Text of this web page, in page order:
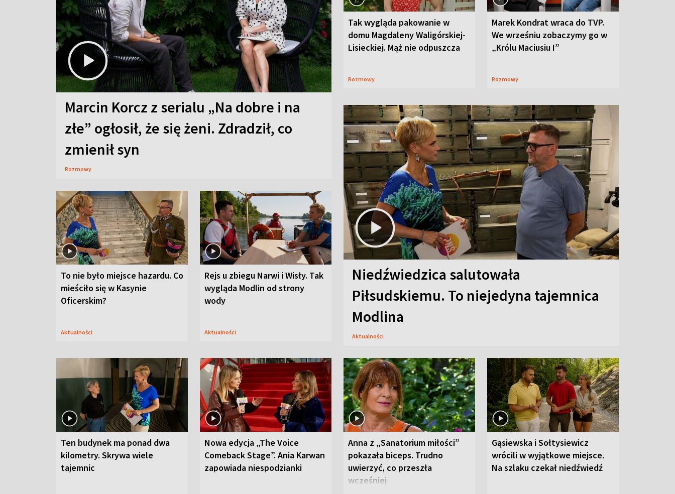
Marcin Korcz z serialu „Na dobre i na
złe” ogłosił, że się żeni. Zdradził, co
zmienił syn
Rozmowy
Tak wygląda pakowanie w
domu Magdaleny Waligórskiej-
Lisieckiej. Mąż nie odpuszcza
Rozmowy
Marek Kondrat wraca do TVP.
We wrześniu zobaczymy go w
„Królu Maciusiu I”
Rozmowy
To nie było miejsce hazardu. Co
mieściło się w Kasynie
Oficerskim?
Aktualności
Rejs u zbiegu Narwi i Wisły. Tak
wygląda Modlin od strony
wody
Aktualności
Niedźwiedzica salutowała
Piłsudskiemu. To niejedyna tajemnica
Modlina
Aktualności
Ten budynek ma ponad dwa
kilometry. Skrywa wiele
tajemnic
Nowa edycja „The Voice
Comeback Stage”. Ania Karwan
zapowiada niespodzianki
Anna z „Sanatorium miłości”
pokazała biceps. Trudno
uwierzyć, co przeszła
wcześniej
Gąsiewska i Sołtysiewicz
wrócili w wyjątkowe miejsce.
Na szlaku czekał niedźwiedź